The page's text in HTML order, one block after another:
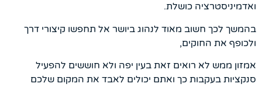
ואדמיניסטרציה כושלת.
בהמשך לכך חשוב מאוד לנהוג ביושר אל תחפשו קיצורי דרך
ולכופף את החוקים,
אמזון ממש לא רואים זאת בעין יפה ולא חוששים להפעיל
סנקציות בעקבות כך ואתם יכולים לאבד את המקום שלכם